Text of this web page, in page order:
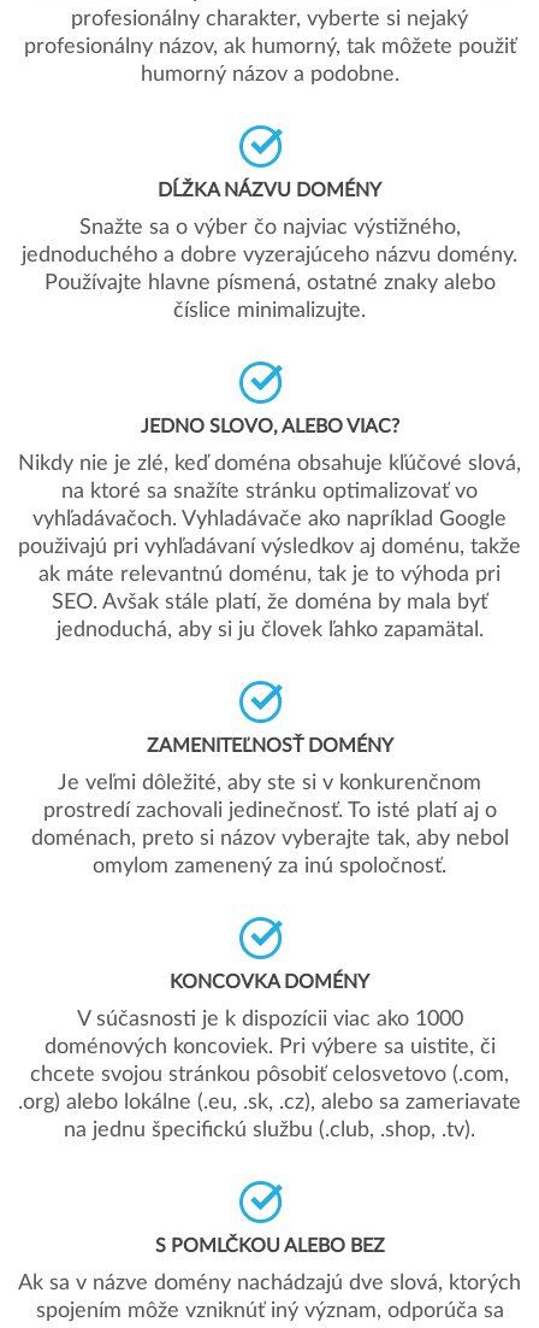
profesionálny charakter, vyberte si nejaký
profesionálny názov, ak humorný, tak môžete použiť
humorný názov a podobne.
DĹŽKA NÁZVU DOMÉNY
Snažte sa o výber čo najviac výstižného,
jednoduchého a dobre vyzerajúceho názvu domény.
Používajte hlavne písmená, ostatné znaky alebo
číslice minimalizujte.
JEDNO SLOVO, ALEBO VIAC?
Nikdy nie je zlé, keď doména obsahuje kľúčové slová,
na ktoré sa snažíte stránku optimalizovať vo
vyhľadávačoch. Vyhladávače ako napríklad Google
použivajú pri vyhľadávaní výsledkov aj doménu, takže
ak máte relevantnú doménu, tak je to výhoda pri
SEO. Avšak stále platí, že doména by mala byť
jednoduchá, aby si ju človek ľahko zapamätal.
ZAMENITEĽNOSŤ DOMÉNY
Je veľmi dôležité, aby ste si v konkurenčnom
prostredí zachovali jedinečnosť. To isté platí aj o
doménach, preto si názov vyberajte tak, aby nebol
omylom zamenený za inú spoločnosť.
KONCOVKA DOMÉNY
V súčasnosti je k dispozícii viac ako 1000
doménových koncoviek. Pri výbere sa uistite, či
chcete svojou stránkou pôsobiť celosvetovo (.com,
.org) alebo lokálne (.eu, .sk, .cz), alebo sa zameriavate
na jednu špecifickú službu (.club, .shop, .tv).
S POMLČKOU ALEBO BEZ
Ak sa v názve domény nachádzajú dve slová, ktorých
spojením môže vzniknúť iný význam, odporúča sa